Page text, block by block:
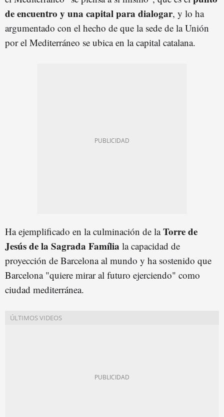
de encuentro y una capital para dialogar, y lo ha
argumentado con el hecho de que la sede de la Unión
por el Mediterráneo se ubica en la capital catalana.
Ha ejemplificado en la culminación de laTorre de
Jesús de la Sagrada Família la capacidad de
proyección de Barcelona al mundo y ha sostenido que
Barcelona "quiere mirar al futuro ejerciendo" como
ciudad mediterránea.